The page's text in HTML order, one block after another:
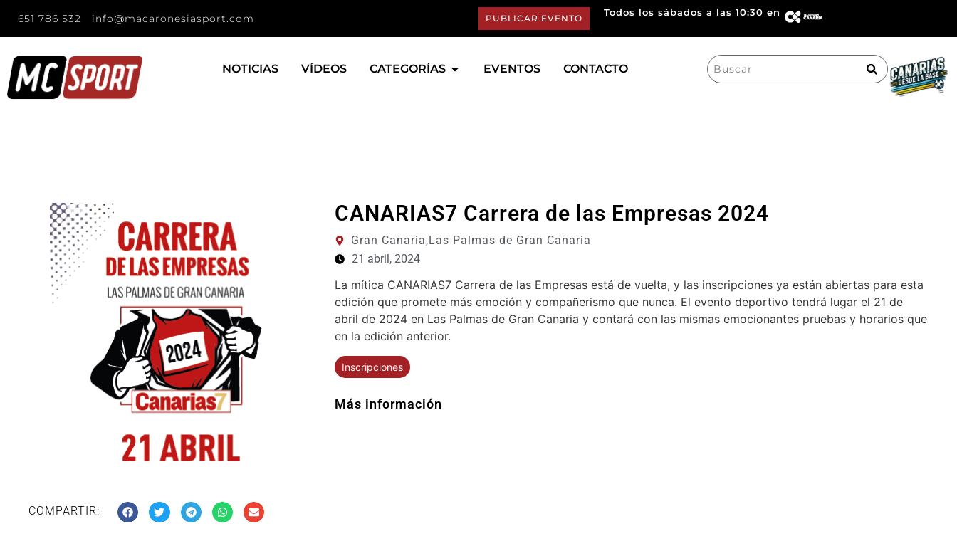
651 786 532 info@macaronesiasport.com PUBLICAR EVENTO
Todos los sábados a las 10:30 en
NOTICIAS VÍDEOS CATEGORÍAS EVENTOS CONTACTO
Search
for:
COMPARTIR:
CANARIAS7 Carrera de las Empresas 2024
Gran Canaria,Las Palmas de Gran Canaria
21 abril, 2024
La mítica CANARIAS7 Carrera de las Empresas está de vuelta, y las inscripciones ya están abiertas para esta
edición que promete más emoción y compañerismo que nunca. El evento deportivo tendrá lugar el 21 de
abril de 2024 en Las Palmas de Gran Canaria y contará con las mismas emocionantes pruebas y horarios que
en la edición anterior.
Inscripciones
Más información